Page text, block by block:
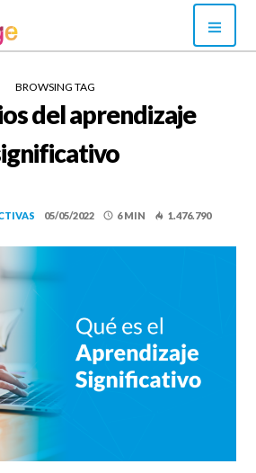
BROWSING TAG
del aprendizaje
05/05/2022 6 MIN 1.476.790